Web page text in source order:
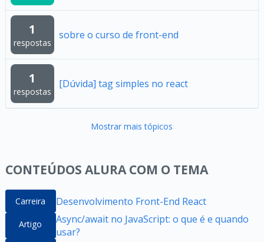
1
respostas
sobre o curso de front-end
1
respostas
[Dúvida] tag simples no react
Mostrar mais tópicos
CONTEÚDOS ALURA COM O TEMA
Carreira Desenvolvimento Front-End React
Artigo
Async/await no JavaScript: o que é e quando
usar?